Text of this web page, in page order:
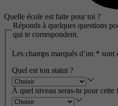
Quelle école est faite pour toi ?
Réponds à quelques questions
qui te correspondent.
Les champs marqués d’un * sont
Quel est ton statut ?
À quel niveau seras-tu pour cette